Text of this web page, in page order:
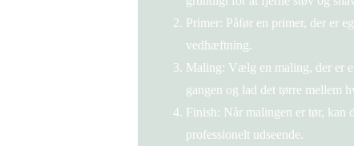
Primer: Påfør en primer, der er
vedhæftning.
Maling: Vælg en maling, der er
gangen og lad det tørre mellem
Finish: Når malingen er tør, kan
professionelt udseende.